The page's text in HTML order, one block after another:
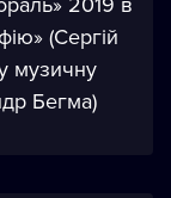
(Сергій
музичну
Бегма)